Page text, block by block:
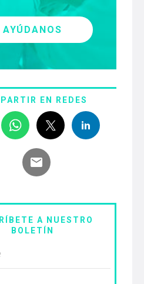
AYÚDANOS
EN REDES
A NUESTRO
BOLETÍN